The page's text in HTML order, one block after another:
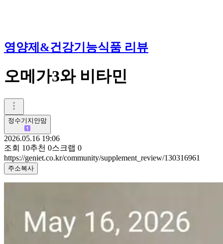
영양제&건강기능식품 리뷰
오메가3와 비타민
정수기지안맘
2026.05.16 19:06
조회 10추천 0스크랩 0
https://geniet.co.kr/community/supplement_review/130316961
주소복사